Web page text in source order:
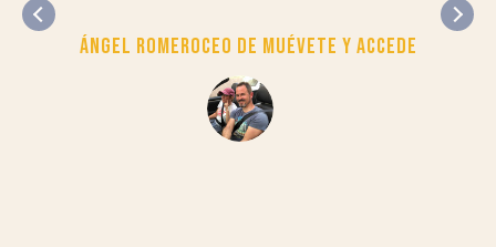
Ángel RomeroCEO de Muévete y Accede